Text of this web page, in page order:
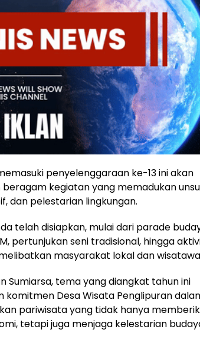
penyelenggaraan ke-13 ini akan
kegiatan yang memadukan
dan pelestarian lingkungan.
telah disiapkan, mulai dari parade
pertunjukan seni tradisional, hingga
masyarakat lokal dan
Sumiarsa, tema yang diangkat tahun ini
komitmen Desa Wisata Penglipuran
pariwisata yang tidak hanya
tetapi juga menjaga kelestarian